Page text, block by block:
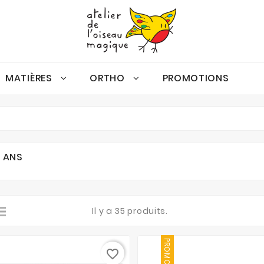
MATIÈRES ORTHO PROMOTIONS
Il y a 35 produits.
favorite_border PROMO !